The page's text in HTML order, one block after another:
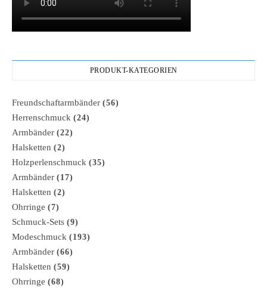
PRODUKT-KATEGORIEN
Freundschaftarmbänder (56)
Herrenschmuck (24)
Armbänder (22)
Halsketten (2)
Holzperlenschmuck (35)
Armbänder (17)
Halsketten (2)
Ohrringe (7)
Schmuck-Sets (9)
Modeschmuck (193)
Armbänder (66)
Halsketten (59)
Ohrringe (68)